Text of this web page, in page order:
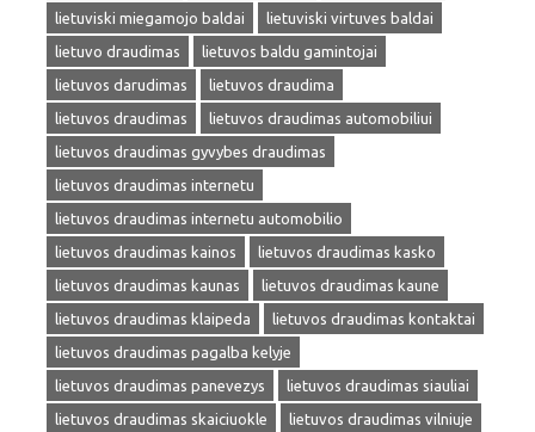
lietuviski miegamojo baldai
lietuviski virtuves baldai
lietuvo draudimas
lietuvos baldu gamintojai
lietuvos darudimas
lietuvos draudima
lietuvos draudimas
lietuvos draudimas automobiliui
lietuvos draudimas gyvybes draudimas
lietuvos draudimas internetu
lietuvos draudimas internetu automobilio
lietuvos draudimas kainos
lietuvos draudimas kasko
lietuvos draudimas kaunas
lietuvos draudimas kaune
lietuvos draudimas klaipeda
lietuvos draudimas kontaktai
lietuvos draudimas pagalba kelyje
lietuvos draudimas panevezys
lietuvos draudimas siauliai
lietuvos draudimas skaiciuokle
lietuvos draudimas vilniuje